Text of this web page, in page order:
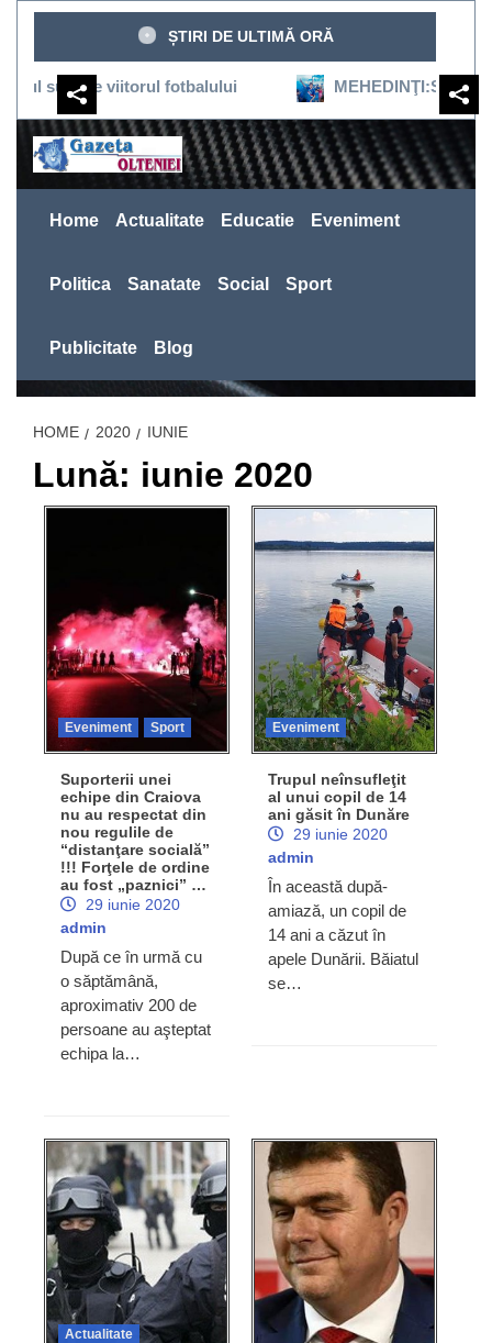
Sari
conținut
ȘTIRI DE ULTIMĂ ORĂ
viitorul fotbalului MEHEDINŢI:SEVERINUL
Home Actualitate Educatie Eveniment
Politica Sanatate Social Sport
Publicitate Blog
HOME 2020 IUNIE
Lună: iunie 2020
Eveniment Sport
Suporterii unei
echipe din Craiova
nu au respectat din
nou regulile de
“distanţare socială”
!!! Forţele de ordine
au fost „paznici” …
29 iunie 2020
admin
După ce în urmă cu
o săptămână,
aproximativ 200 de
persoane au aşteptat
echipa la…
Eveniment
Trupul neînsufleţit
al unui copil de 14
ani găsit în Dunăre
29 iunie 2020
admin
În această după-
amiază, un copil de
14 ani a căzut în
apele Dunării. Băiatul
se…
Actualitate